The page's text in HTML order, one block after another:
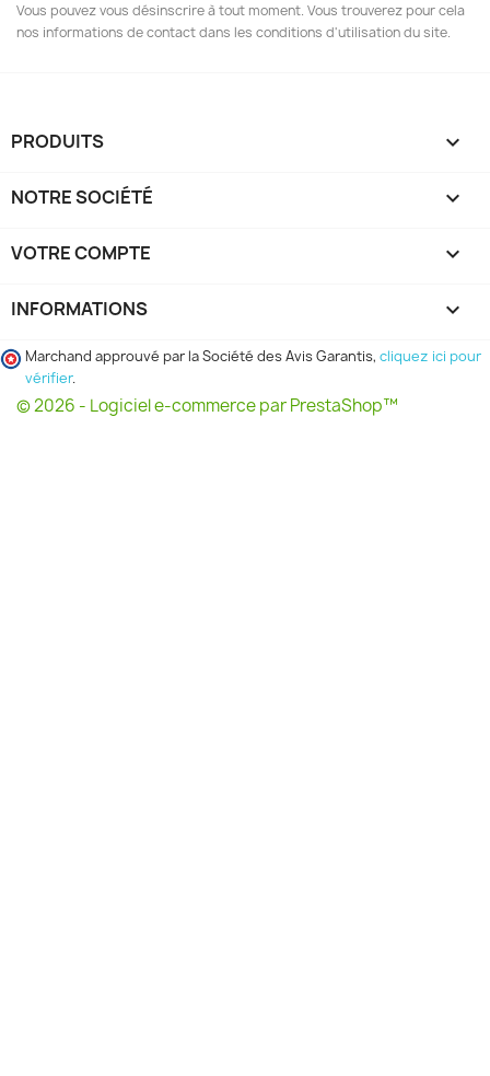
Vous pouvez vous désinscrire à tout moment. Vous trouverez pour cela
nos informations de contact dans les conditions d'utilisation du site.
PRODUITS 
NOTRE SOCIÉTÉ 
VOTRE COMPTE 
INFORMATIONS keyboard_arrow_down
Marchand approuvé par la Société des Avis Garantis, cliquez ici pour
vérifier.
© 2026 - Logiciel e-commerce par PrestaShop™